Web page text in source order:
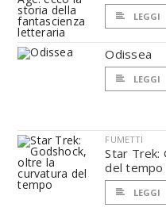
LEGGI
Odissea
LEGGI
FUMETTI
Star Trek:
del tempo
LEGGI